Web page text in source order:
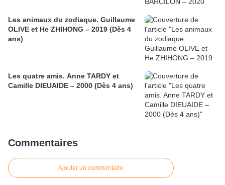
Les animaux du zodiaque. Guillaume
OLIVE et He ZHIHONG – 2019 (Dès 4
ans)
Les quatre amis. Anne TARDY et
Camille DIEUAIDE – 2000 (Dès 4 ans)
Commentaires
Ajouter un commentaire